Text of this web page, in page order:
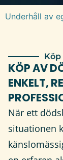
Underhåll av
KÖP AV
ENKELT,
När ett
situationen